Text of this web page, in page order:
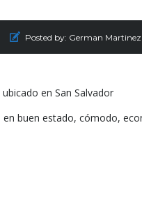
Posted by: German Martinez
en San Salvador
en buen estado, cómodo,